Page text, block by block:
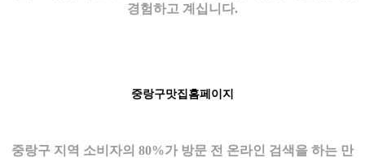
경험하고 계십니다.
중랑구맛집홈페이지
중랑구 지역 소비자의 80%가 방문 전 온라인 검색을 하는 만